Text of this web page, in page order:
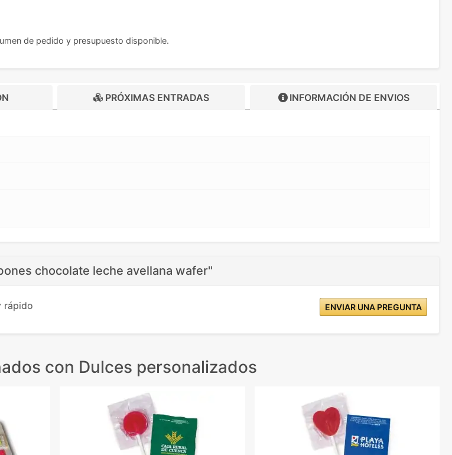
de pedido y presupuesto disponible.
PRÓXIMAS ENTRADAS INFORMACIÓN DE ENVIOS
chocolate leche avellana wafer"
rápido ENVIAR UNA PREGUNTA
con Dulces personalizados